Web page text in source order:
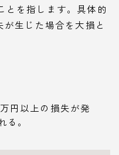
とを指します。具体的
生じた場合を大損と
円以上の損失が発
。